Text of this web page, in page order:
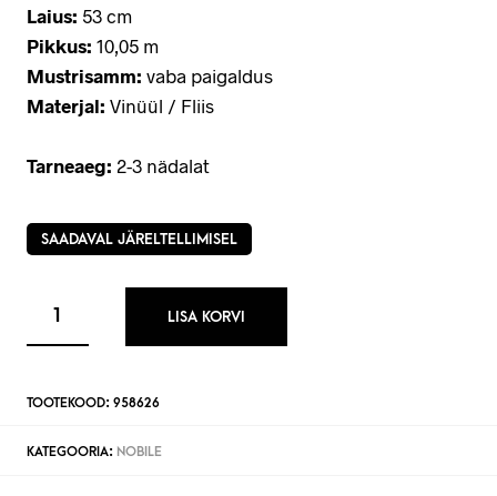
Laius: 53 cm
Pikkus: 10,05 m
Mustrisamm: vaba paigaldus
Materjal: Vinüül / Fliis
Tarneaeg: 2-3 nädalat
SAADAVAL JÄRELTELLIMISEL
LISA KORVI
TOOTEKOOD: 958626
KATEGOORIA: NOBILE